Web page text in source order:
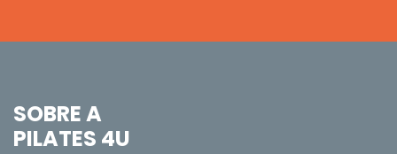
SOBRE A
PILATES 4U